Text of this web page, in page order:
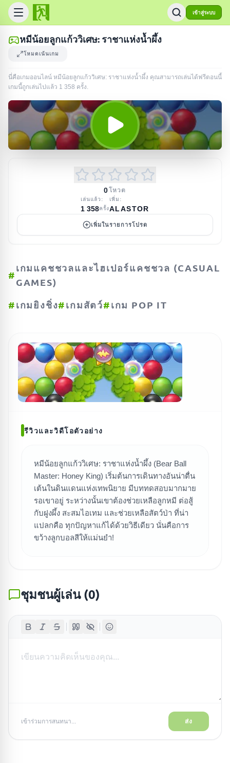
เข้าสู่ระบบ
ค้นหาเกม
หมีน้อยลูกแก้ววิเศษ: ราชาแห่งน้ำผึ้ง
โหมดเน้นเกม
นี่คือเกมออนไลน์ หมีน้อยลูกแก้ววิเศษ: ราชาแห่งน้ำผึ้ง คุณสามารถเล่นได้ฟรีตอนนี้
เกมนี้ถูกเล่นไปแล้ว 1 358 ครั้ง.
0โหวต
เล่นแล้ว:
1 358ครั้ง
เพิ่ม:
ALASTOR
เพิ่มในรายการโปรด
#
เกมแคชชวลและไฮเปอร์แคชชวล (CASUAL
GAMES)
#เกมยิงชิ่ง#เกมสัตว์#เกม POP IT
รีวิวและวิดีโอตัวอย่าง
หมีน้อยลูกแก้ววิเศษ: ราชาแห่งน้ำผึ้ง (Bear Ball
Master: Honey King) เริ่มต้นการเดินทางอันน่าตื่น
เต้นในดินแดนแห่งเทพนิยาย มีบททดสอบมากมาย
รอเขาอยู่ ระหว่างนั้นเขาต้องช่วยเหลือลูกหมี ต่อสู้
กับฝูงผึ้ง สะสมไอเทม และช่วยเหลือสัตว์ป่า ที่น่า
แปลกคือ ทุกปัญหาแก้ได้ด้วยวิธีเดียว นั่นคือการ
ขว้างลูกบอลสีให้แม่นยำ!
ชุมชนผู้เล่น(0)
เข้าร่วมการสนทนา... ส่ง